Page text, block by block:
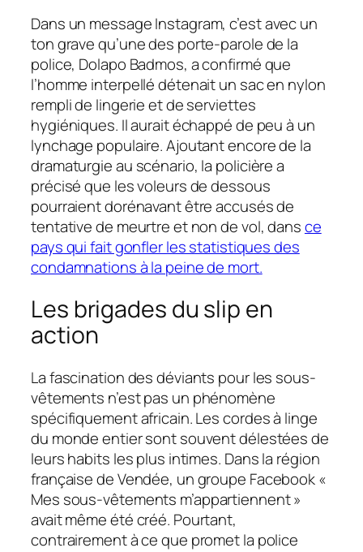
Dans un message Instagram, c’est avec un
ton grave qu’une des porte-parole de la
police, Dolapo Badmos, a confirmé que
l’homme interpellé détenait un sac en nylon
rempli de lingerie et de serviettes
hygiéniques. Il aurait échappé de peu à un
lynchage populaire. Ajoutant encore de la
dramaturgie au scénario, la policière a
précisé que les voleurs de dessous
pourraient dorénavant être accusés de
tentative de meurtre et non de vol, dansce
pays qui fait gonfler les statistiques des
condamnations à la peine de mort.
Les brigades du slip en
action
La fascination des déviants pour les sous-
vêtements n’est pas un phénomène
spécifiquement africain. Les cordes à linge
du monde entier sont souvent délestées de
leurs habits les plus intimes. Dans la région
française de Vendée, un groupe Facebook «
Mes sous-vêtements m’appartiennent »
avait même été créé. Pourtant,
contrairement à ce que promet la police